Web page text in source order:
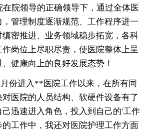
院领导的正确领导下，通过全体医
管理制度逐渐规范、工作程序进一
密推进、业务领域稳步拓宽，各科
岗位上尽职尽责，使医院整体上呈
健康向上的良好发展态势！
进入**医院工作以来，在所有同
医院的人员结构、软硬件设备有了
迅速进入角色，投入到自己的'工作
工作中，我还对医院护理工作方面